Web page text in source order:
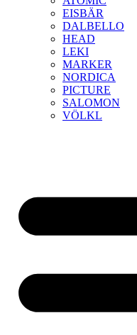
EISBÄR
DALBELLO
HEAD
LEKI
MARKER
NORDICA
PICTURE
SALOMON
VÖLKL